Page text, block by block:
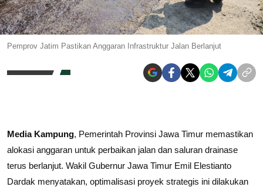
Pemprov Jatim Pastikan Anggaran Infrastruktur Jalan Berlanjut
Media Kampung, Pemerintah Provinsi Jawa Timur memastikan
alokasi anggaran untuk perbaikan jalan dan saluran drainase
terus berlanjut. Wakil Gubernur Jawa Timur Emil Elestianto
Dardak menyatakan, optimalisasi proyek strategis ini dilakukan